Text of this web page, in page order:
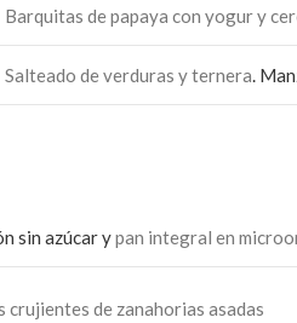
Barquitas de papaya con yogur y
Salteado de verduras y ternera.
sin azúcar ypan integral en
crujientes de zanahorias asadas